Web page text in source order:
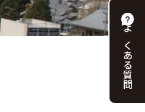
よくある
質問